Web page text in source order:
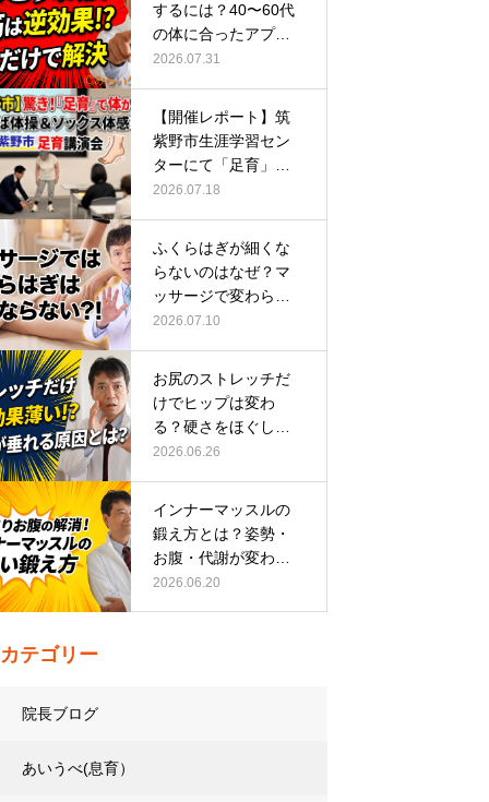
するには？40〜60代
の体に合ったアプロ
ーチ
2026.07.31
【開催レポート】筑
紫野市生涯学習セン
ターにて「足育」講
演会に登壇し…
2026.07.18
ふくらはぎが細くな
らないのはなぜ？マ
ッサージで変わらな
い根本原因
2026.07.10
お尻のストレッチだ
けでヒップは変わ
る？硬さをほぐして
整える正しい方…
2026.06.26
インナーマッスルの
鍛え方とは？姿勢・
お腹・代謝が変わる
トレーニング…
2026.06.20
カテゴリー
院長ブログ
あいうべ(息育）